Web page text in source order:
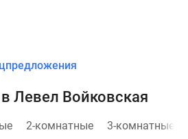
Левел Войковская
2-комнатные 3-комнатные